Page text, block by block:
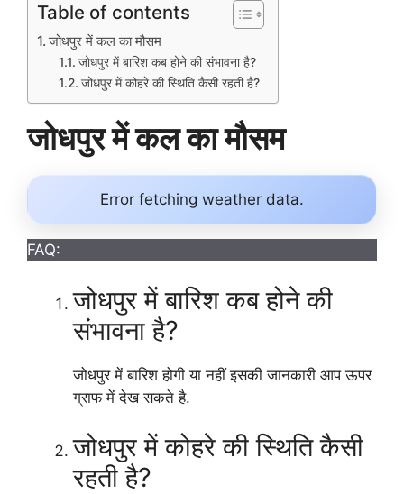
Table of contents
जोधपुर में कल का मौसम
जोधपुर में बारिश कब होने की संभावना है?
जोधपुर में कोहरे की स्थिति कैसी रहती है?
जोधपुर में कल का मौसम
Error fetching weather data.
FAQ:
जोधपुर में बारिश कब होने की
संभावना है?
जोधपुर में बारिश होगी या नहीं इसकी जानकारी आप ऊपर
ग्राफ में देख सकते है.
जोधपुर में कोहरे की स्थिति कैसी
रहती है?